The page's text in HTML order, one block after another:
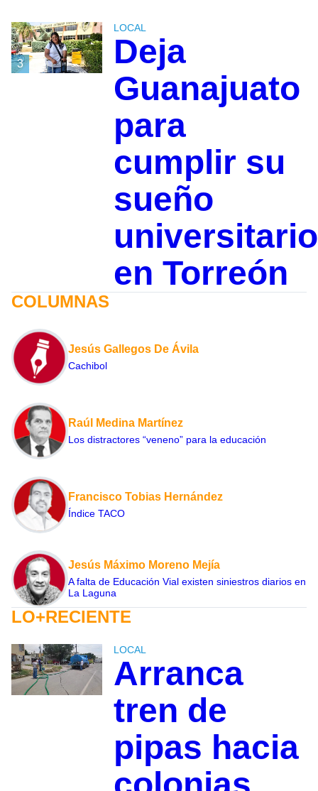
3
LOCAL
Deja
Guanajuato
para
cumplir su
sueño
universitario
en Torreón
COLUMNAS
Jesús Gallegos De Ávila
Cachibol
Raúl Medina Martínez
Los distractores “veneno” para la educación
Francisco Tobias Hernández
Índice TACO
Jesús Máximo Moreno Mejía
A falta de Educación Vial existen siniestros diarios en
La Laguna
LO+RECIENTE
LOCAL
Arranca
tren de
pipas hacia